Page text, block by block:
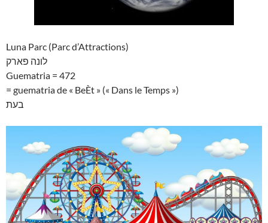
Luna Parc (Parc d’Attractions)
לונה פארק
Guematria = 472
= guematria de « BeÈt » (« Dans le Temps »)
בעת